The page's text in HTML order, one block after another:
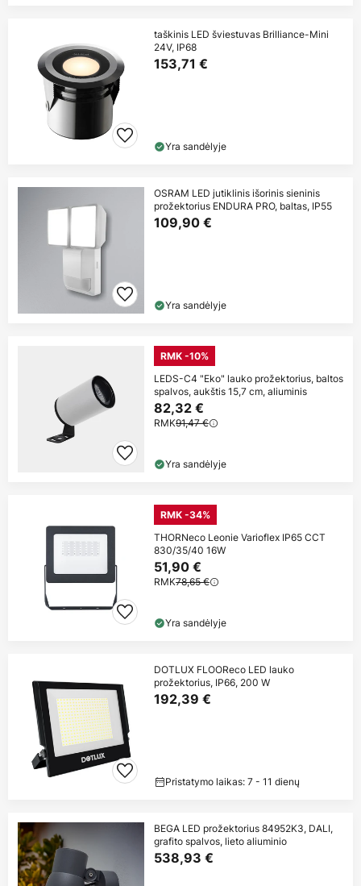
taškinis LED šviestuvas Brilliance-Mini
24V, IP68
153,71 €
Yra sandėlyje
OSRAM LED jutiklinis išorinis sieninis
prožektorius ENDURA PRO, baltas, IP55
109,90 €
Yra sandėlyje
RMK -10%
LEDS-C4 "Eko" lauko prožektorius, baltos
spalvos, aukštis 15,7 cm, aliuminis
82,32 €
RMK91,47 €
Yra sandėlyje
RMK -34%
THORNeco Leonie Varioflex IP65 CCT
830/35/40 16W
51,90 €
RMK78,65 €
Yra sandėlyje
DOTLUX FLOOReco LED lauko
prožektorius, IP66, 200 W
192,39 €
Pristatymo laikas: 7 - 11 dienų
BEGA LED prožektorius 84952K3, DALI,
grafito spalvos, lieto aliuminio
538,93 €